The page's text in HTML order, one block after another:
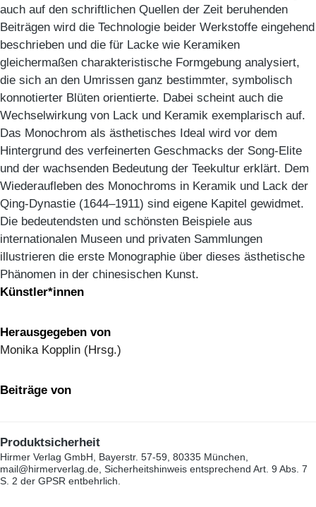
auch auf den schriftlichen Quellen der Zeit beruhenden
Beiträgen wird die Technologie beider Werkstoffe eingehend
beschrieben und die für Lacke wie Keramiken
gleichermaßen charakteristische Formgebung analysiert,
die sich an den Umrissen ganz bestimmter, symbolisch
konnotierter Blüten orientierte. Dabei scheint auch die
Wechselwirkung von Lack und Keramik exemplarisch auf.
Das Monochrom als ästhetisches Ideal wird vor dem
Hintergrund des verfeinerten Geschmacks der Song-Elite
und der wachsenden Bedeutung der Teekultur erklärt. Dem
Wiederaufleben des Monochroms in Keramik und Lack der
Qing-Dynastie (1644–1911) sind eigene Kapitel gewidmet.
Die bedeutendsten und schönsten Beispiele aus
internationalen Museen und privaten Sammlungen
illustrieren die erste Monographie über dieses ästhetische
Phänomen in der chinesischen Kunst.
Künstler*innen
Herausgegeben von
Monika Kopplin (Hrsg.)
Beiträge von
Produktsicherheit
Hirmer Verlag GmbH, Bayerstr. 57-59, 80335 München,
mail@hirmerverlag.de, Sicherheitshinweis entsprechend Art. 9 Abs. 7
S. 2 der GPSR entbehrlich.